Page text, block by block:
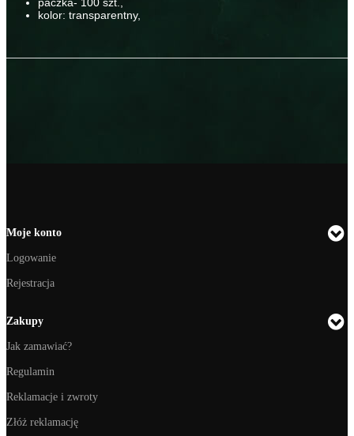
paczka- 100 szt.,
kolor: transparentny,
Moje konto
Logowanie
Rejestracja
Zakupy
Jak zamawiać?
Regulamin
Reklamacje i zwroty
Złóż reklamację